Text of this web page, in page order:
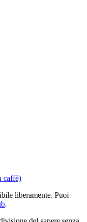
caffè)
liberamente. Puoi
.